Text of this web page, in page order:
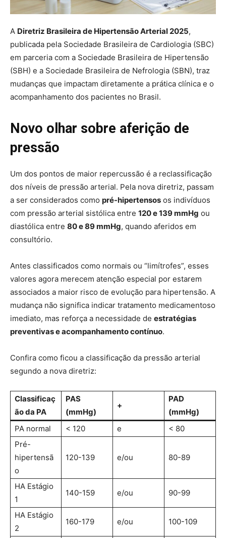
A Diretriz Brasileira de Hipertensão Arterial 2025,
publicada pela Sociedade Brasileira de Cardiologia (SBC)
em parceria com a Sociedade Brasileira de Hipertensão
(SBH) e a Sociedade Brasileira de Nefrologia (SBN), traz
mudanças que impactam diretamente a prática clínica e o
acompanhamento dos pacientes no Brasil.
Novo olhar sobre aferição de
pressão
Um dos pontos de maior repercussão é a reclassificação
dos níveis de pressão arterial. Pela nova diretriz, passam
a ser considerados como pré-hipertensos os indivíduos
com pressão arterial sistólica entre 120 e 139 mmHg ou
diastólica entre 80 e 89 mmHg, quando aferidos em
consultório.
Antes classificados como normais ou “limítrofes”, esses
valores agora merecem atenção especial por estarem
associados a maior risco de evolução para hipertensão. A
mudança não significa indicar tratamento medicamentoso
imediato, mas reforça a necessidade de estratégias
preventivas e acompanhamento contínuo.
Confira como ficou a classificação da pressão arterial
segundo a nova diretriz:
Classificaç
ão da PA
PAS
(mmHg)
+
PAD
(mmHg)
PA normal
< 120 e
< 80
Pré-
hipertensã
o
120-139 e/ou 80-89
HA Estágio
1
140-159 e/ou 90-99
HA Estágio
2
160-179 e/ou 100-109